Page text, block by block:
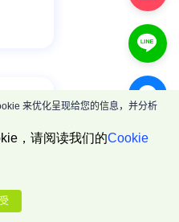
来优化呈现给您的信息，并分析
，请阅读我们的Cookie